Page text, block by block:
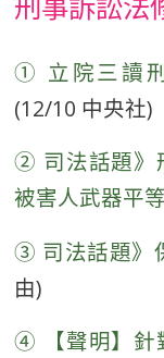
① 立院三讀
(12/10 中央社)
② 司法話題》
被害人武器平等
③ 司法話題》
由)
④ 【聲明】針